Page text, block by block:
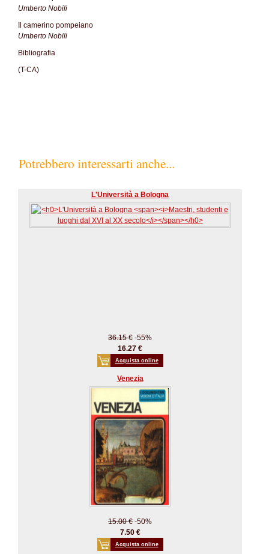
Umberto Nobili
Il camerino pompeiano
Umberto Nobili
Bibliografia
(T-CA)
Potrebbero interessarti anche...
L'Università a Bologna
36.15 € -55%
16.27 €
Acquista online
Venezia
15.00 € -50%
7.50 €
Acquista online